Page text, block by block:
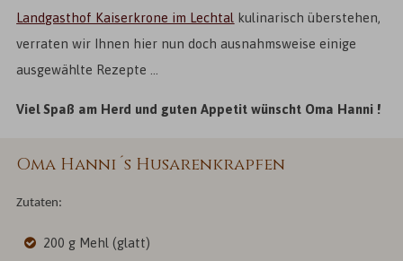
Landgasthof Kaiserkrone im Lechtal kulinarisch überstehen,
verraten wir Ihnen hier nun doch ausnahmsweise einige
ausgewählte Rezepte ...
Viel Spaß am Herd und guten Appetit wünscht Oma Hanni !
Oma Hanni´s Husarenkrapfen
Zutaten:
200 g Mehl (glatt)